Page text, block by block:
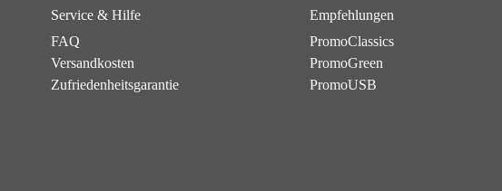
Service & Hilfe
FAQ
Versandkosten
Zufriedenheitsgarantie
Empfehlungen
PromoClassics
PromoGreen
PromoUSB